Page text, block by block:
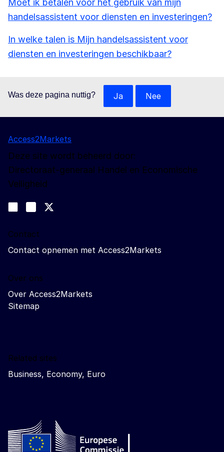
Moet ik betalen voor het gebruik van mijn
handelsassistent voor diensten en investeringen?
In welke talen is Mijn handelsassistent voor
diensten en investeringen beschikbaar?
Was deze pagina nuttig? Ja Nee
Access2Markets
Deze site wordt beheerd door:
Directoraat-generaal Handel en Economische
Veiligheid
Join us on LinkedIn
Trade-Off podcast
Contact
Contact opnemen met Access2Markets
Over ons
Over Access2Markets
Sitemap
Related sites
Business, Economy, Euro